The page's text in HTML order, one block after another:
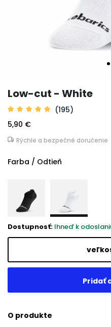
Low-cut - White
(195)
5,90 €
Rýchle a bezpečné doručenie
Farba / Odtieň
Dostupnosť: Ihneď k
O produkte